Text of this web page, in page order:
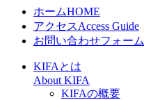
ホームHOME
アクセスAccess Guide
お問い合わせフォーム
KIFAとは
About KIFA
KIFAの概要